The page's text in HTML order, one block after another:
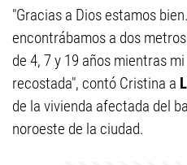
"Gracias a Dios estamos
encontrábamos a dos
de 4, 7 y 19 años mientras
recostada", contó Cristina a
de la vivienda afectada del
noroeste de la ciudad.